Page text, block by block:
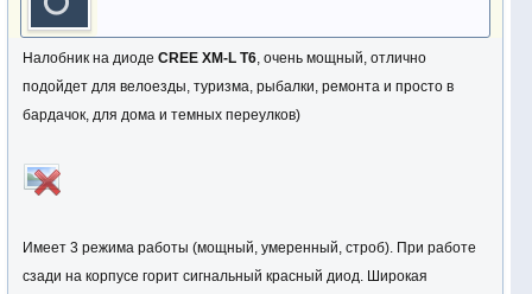
Налобник на диоде CREE XM-L T6, очень мощный, отлично
подойдет для велоезды, туризма, рыбалки, ремонта и просто в
бардачок, для дома и темных переулков)
Имеет 3 режима работы (мощный, умеренный, строб). При работе
сзади на корпусе горит сигнальный красный диод. Широкая